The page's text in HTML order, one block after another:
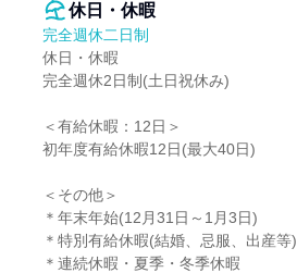
休日・休暇
完全週休二日制
休日・休暇
完全週休2日制(土日祝休み)
＜有給休暇：12日＞
初年度有給休暇12日(最大40日)
＜その他＞
＊年末年始(12月31日～1月3日)
＊特別有給休暇(結婚、忌服、出産等)
＊連続休暇・夏季・冬季休暇